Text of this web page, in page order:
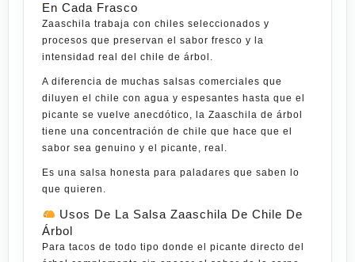
En Cada Frasco
Zaaschila trabaja con chiles seleccionados y
procesos que preservan el sabor fresco y la
intensidad real del chile de árbol.
A diferencia de muchas salsas comerciales que
diluyen el chile con agua y espesantes hasta que el
picante se vuelve anecdótico, la Zaaschila de árbol
tiene una concentración de chile que hace que el
sabor sea genuino y el picante, real.
Es una salsa honesta para paladares que saben lo
que quieren .
Usos De La Salsa Zaaschila De Chile De
Árbol
Para tacos de todo tipo donde el picante directo del